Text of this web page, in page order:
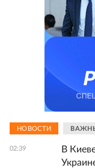
НОВОСТИ
02:39
В